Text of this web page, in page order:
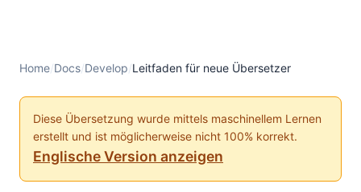
Testen Ihrer Übersetzungen
Warum ist der Übersetzungsprozess so komplex?
Benötige ich Programmierkenntnisse?
Wie lange dauert es?
Können mehrere Personen an einer Sprache
Home/Docs/Develop/Leitfaden für neue Übersetzer
Diese Übersetzung wurde mittels maschinellem Lernen
erstellt und ist möglicherweise nicht 100% korrekt.
Englische Version anzeigen